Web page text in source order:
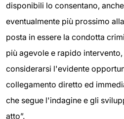
disponibili lo consentano,
eventualmente più prossimo
posta in essere la condotta
più agevole e rapido
considerarsi l'evidente
collegamento diretto ed
che segue l'indagine e gli
atto”.